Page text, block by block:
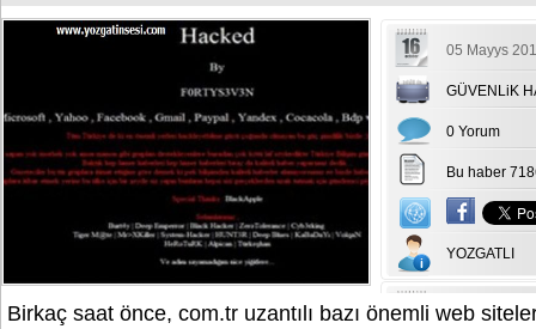
05 Mayys
GÜVENLiK
0 Yorum
Bu haber
YOZGATLI
Birkaç saat önce, com.tr uzantılı bazı önemli web